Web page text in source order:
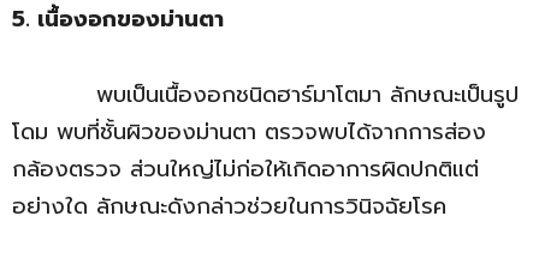
5. เนื้องอกของม่านตา
พบเป็นเนื้องอกชนิดฮาร์มาโตมา ลักษณะเป็นรูป
โดม พบที่ชั้นผิวของม่านตา ตรวจพบได้จากการส่อง
กล้องตรวจ ส่วนใหญ่ไม่ก่อให้เกิดอาการผิดปกติแต่
อย่างใด ลักษณะดังกล่าวช่วยในการวินิจฉัยโรค